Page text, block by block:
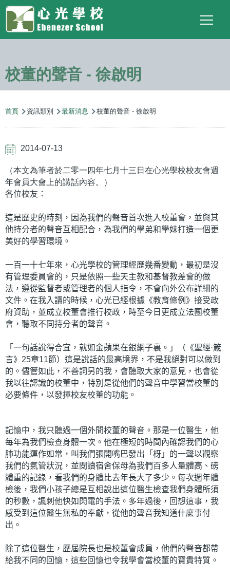
移至主內容
Top
Social
Link
Language
switcher
Main
navigation
校董的聲音 - 徐啟明
導
結
首頁 資訊類別 最新消息 校董的聲音 - 徐啟明
2014-07-13
（本文為筆者於二零一四年七月十三日在心光學校校友會週
年會員大會上的講話內容。）
各位校友：
這是歷史的時刻，因為我們的聲音首次進入校董會，並與其
他持分者的聲音互相配合，為我們的學弟和學妹打造一個更
美好的學習環境。
一百一十七年來，心光學校的管理經歷幾番變動，最初是沒
有管理委員會的，只是依照一些天主教和基督教差會的做
法，遵從監督者或管理者的個人指令，不會向外公布詳細的
文件。在我入讀的時候，心光已經根據《教育條例》接受政
府資助，並成立校董會推行校政，時至今日更成立法團校董
會，聽取不同持分者的聲音。
「一句話說得合宜，就如金蘋果在銀網子裏。」（《聖經·箴
言》25章11節）這是說話的最高境界，不是我絕對可以做到
的。儘管如此，不善詞另的我，會聽取大家的意見，也會從
我以往認識的校董中，特別是從他們的聲音中學習當校董的
必要條件，以發揮校友校董的功能。
記憶中，我只聽過一個外間校董的聲音。那是一位醫生，他
每年為我們檢查身體一次。他在極短的時間內確認我們的心
肺功能運作如常，叫我們張開嘴巴發出「枒」的一聲以觀察
我們的氣管狀況，並閱讀宿舍保母為我們百多人量體高、磅
體重的記錄，看我們的身體比去年長大了多少。每次週年體
檢後，我們小孩子總是互相說出這位醫生檢查我們身體所須
的秒數，諷刺他快如閃電的手法。多年過後，回想這事，我
感受到這位醫生無私的奉獻，從他的聲音我知道什麼事付
出。
除了這位醫生，歷屆院長也是校董會成員，他們的聲音都帶
給我不同的回憶，這些回憶也令我學會當校董的寶貴特質。